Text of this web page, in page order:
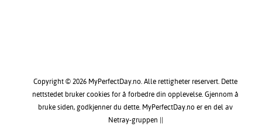
Copyright © 2026 MyPerfectDay.no. Alle rettigheter reservert. Dette
nettstedet bruker cookies for å forbedre din opplevelse. Gjennom å
bruke siden, godkjenner du dette. MyPerfectDay.no er en del av
Netray-gruppen ||